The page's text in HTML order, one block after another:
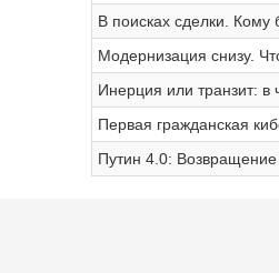
В поисках сделки.
Модернизация снизу.
Инерция или транзит: в
Первая гражданская
Путин 4.0: